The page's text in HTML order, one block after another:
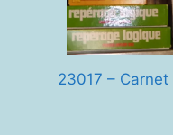
23017 –